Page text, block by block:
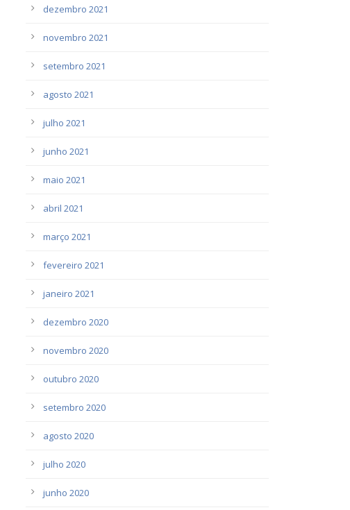
dezembro 2021
novembro 2021
setembro 2021
agosto 2021
julho 2021
junho 2021
maio 2021
abril 2021
março 2021
fevereiro 2021
janeiro 2021
dezembro 2020
novembro 2020
outubro 2020
setembro 2020
agosto 2020
julho 2020
junho 2020